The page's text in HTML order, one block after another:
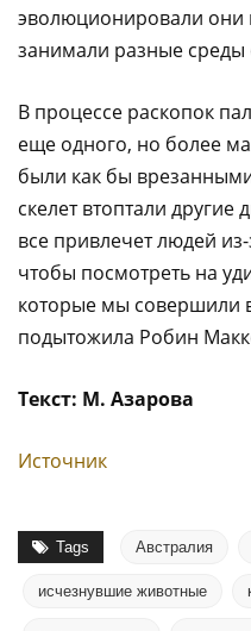
эволюционировали они
занимали разные среды
В процессе раскопок
еще одного, но более
были как бы
скелет втоптали
все привлечет людей
чтобы посмотреть на
которые мы совершили
подытожила Робин
Текст: М. Азарова
Источник
Tags Австралия
исчезнувшие животные